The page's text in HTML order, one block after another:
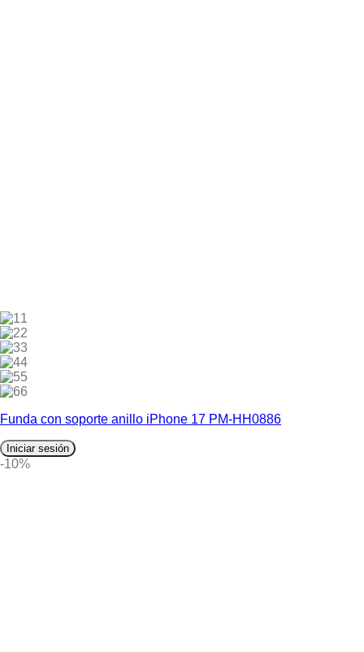
1
2
3
4
5
6
Funda con soporte anillo iPhone 17 PM-HH0886
Iniciar sesión
-10%